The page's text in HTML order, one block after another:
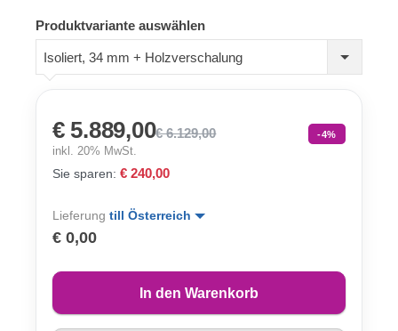
Produktvariante auswählen
Isoliert, 34 mm + Holzverschalung
€ 5.889,00€ 6.129,00 -4%
inkl. 20% MwSt.
Sie sparen: € 240,00
Lieferung till Österreich
€ 0,00
In den Warenkorb